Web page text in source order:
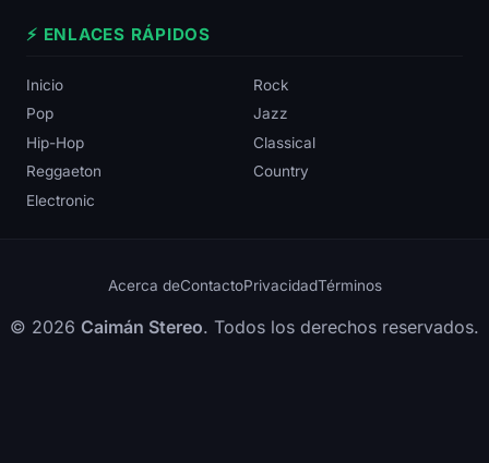
⚡ ENLACES RÁPIDOS
Inicio
Rock
Pop
Jazz
Hip-Hop
Classical
Reggaeton
Country
Electronic
Acerca deContactoPrivacidadTérminos
© 2026 Caimán Stereo. Todos los derechos reservados.